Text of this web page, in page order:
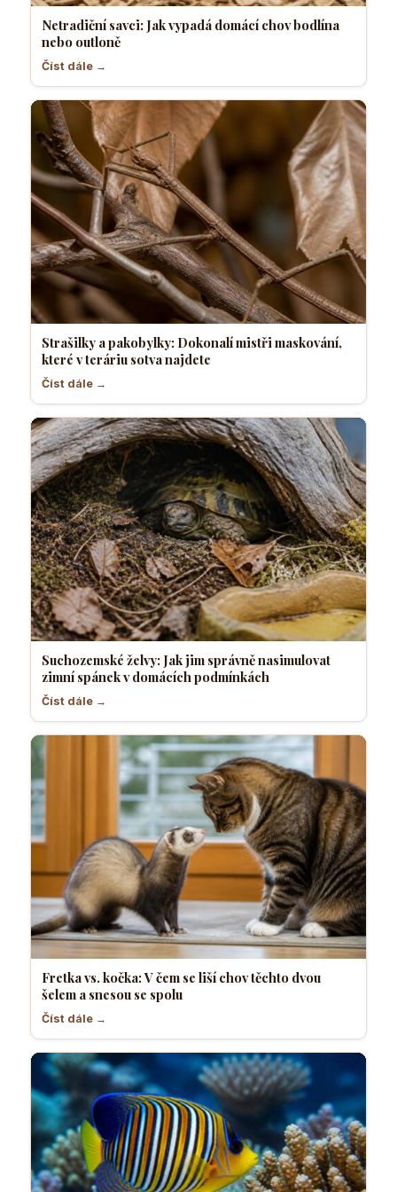
Netradiční savci: Jak vypadá domácí chov bodlína
nebo outloně
Číst dále →
Strašilky a pakobylky: Dokonalí mistři maskování,
které v teráriu sotva najdete
Číst dále →
Suchozemské želvy: Jak jim správně nasimulovat
zimní spánek v domácích podmínkách
Číst dále →
Fretka vs. kočka: V čem se liší chov těchto dvou
šelem a snesou se spolu
Číst dále →